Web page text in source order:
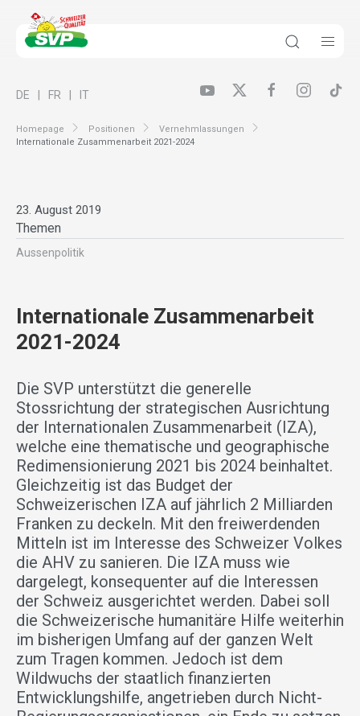
Homepage Positionen
Vernehmlassungen
Internationale Zusammenarbeit 2021-2024
DE FR IT
23. August 2019
Themen
Aussenpolitik
Internationale Zusammenarbeit
2021-2024
Die SVP unterstützt die generelle
Stossrichtung der strategischen Ausrichtung
der Internationalen Zusammenarbeit (IZA),
welche eine thematische und geographische
Redimensionierung 2021 bis 2024 beinhaltet.
Gleichzeitig ist das Budget der
Schweizerischen IZA auf jährlich 2 Milliarden
Franken zu deckeln. Mit den freiwerdenden
Mitteln ist im Interesse des Schweizer Volkes
die AHV zu sanieren. Die IZA muss wie
dargelegt, konsequenter auf die Interessen
der Schweiz ausgerichtet werden. Dabei soll
die Schweizerische humanitäre Hilfe weiterhin
im bisherigen Umfang auf der ganzen Welt
zum Tragen kommen. Jedoch ist dem
Wildwuchs der staatlich finanzierten
Entwicklungshilfe, angetrieben durch Nicht-